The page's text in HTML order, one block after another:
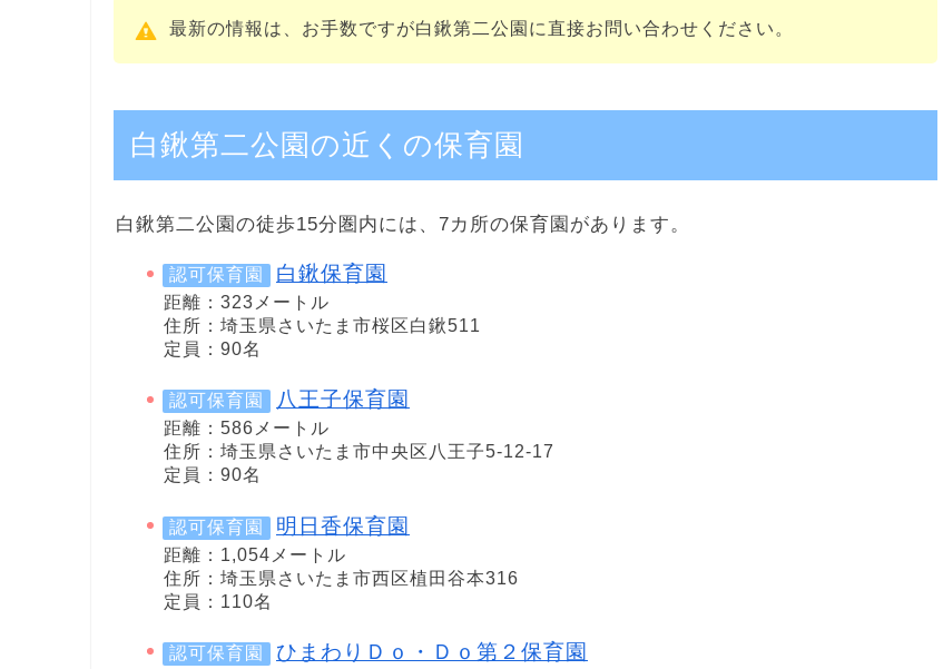
最新の情報は、お手数ですが白鍬第二公園に直接お問い合わせください。
白鍬第二公園の近くの保育園
白鍬第二公園の徒歩15分圏内には、7カ所の保育園があります。
認可保育園 白鍬保育園
距離：323メートル
住所：埼玉県さいたま市桜区白鍬511
定員：90名
認可保育園 八王子保育園
距離：586メートル
住所：埼玉県さいたま市中央区八王子5-12-17
定員：90名
認可保育園 明日香保育園
距離：1,054メートル
住所：埼玉県さいたま市西区植田谷本316
定員：110名
認可保育園 ひまわりＤｏ・Ｄｏ第２保育園